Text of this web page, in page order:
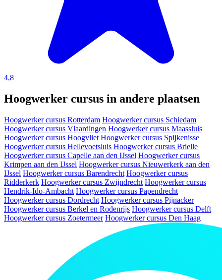
4,8
Hoogwerker cursus in andere plaatsen
Hoogwerker cursus Rotterdam Hoogwerker cursus Schiedam
Hoogwerker cursus Vlaardingen Hoogwerker cursus Maassluis
Hoogwerker cursus Hoogvliet Hoogwerker cursus Spijkenisse
Hoogwerker cursus Hellevoetsluis Hoogwerker cursus Brielle
Hoogwerker cursus Capelle aan den IJssel Hoogwerker cursus
Krimpen aan den IJssel Hoogwerker cursus Nieuwerkerk aan den
IJssel Hoogwerker cursus Barendrecht Hoogwerker cursus
Ridderkerk Hoogwerker cursus Zwijndrecht Hoogwerker cursus
Hendrik-Ido-Ambacht Hoogwerker cursus Papendrecht
Hoogwerker cursus Dordrecht Hoogwerker cursus Pijnacker
Hoogwerker cursus Berkel en Rodenrijs Hoogwerker cursus Delft
Hoogwerker cursus Zoetermeer Hoogwerker cursus Den Haag